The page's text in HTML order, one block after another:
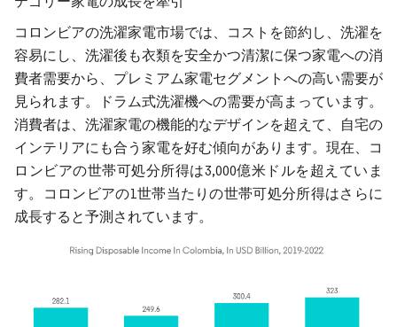
コロンビアの洗濯家電市場では、コストを節約し、洗濯を
容易にし、洗濯後も衣類を安全かつ清潔に保つ家電への消
費者需要から、プレミアム家電セグメントへの高い需要が
見られます。ドラム式洗濯機への需要が高まっています。
消費者は、洗濯家電の機能的なデザインを超えて、自宅の
インテリアにも合う家電を好む傾向があります。現在、コ
ロンビアの世帯可処分所得は3,000億米ドルを超えていま
す。コロンビアの1世帯当たりの世帯可処分所得はさらに
成長すると予測されています。